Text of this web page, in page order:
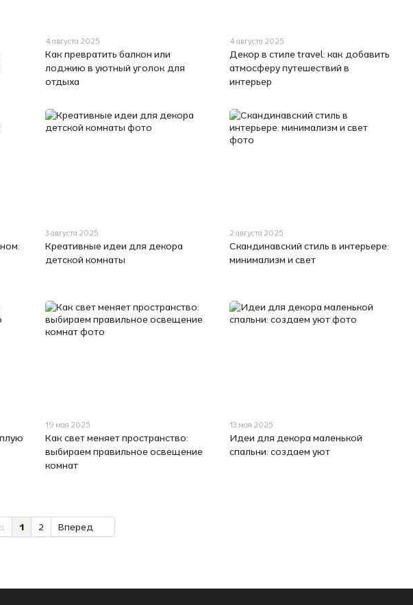
4 августа 2025
Как превратить балкон или
лоджию в уютный уголок для
отдыха
4 августа 2025
Декор в стиле travel: как добавить
атмосферу путешествий в
интерьер
3 августа 2025
Креативные идеи для декора
детской комнаты
2 августа 2025
Скандинавский стиль в интерьере:
минимализм и свет
19 мая 2025
Как свет меняет пространство:
выбираем правильное освещение
комнат
13 мая 2025
Идеи для декора маленькой
спальни: создаем уют
1 2 Вперед